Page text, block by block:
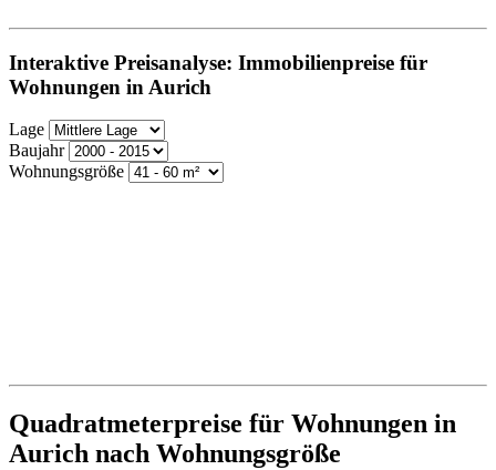
Interaktive Preisanalyse: Immobilienpreise für
Wohnungen in Aurich
Lage
Baujahr
Wohnungsgröße
Quadratmeterpreise für Wohnungen in
Aurich nach Wohnungsgröße